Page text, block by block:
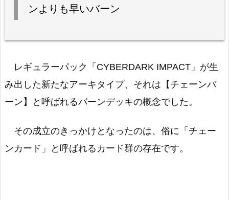
ンよりも早いバーン
レギュラーパック「CYBERDARK IMPACT」が生
み出した新たなアーキタイプ、それは【チェーンバ
ーン】と呼ばれるバーンデッキの概念でした。
その成立のきっかけとなったのは、俗に「チェー
ンカード」と呼ばれるカード群の存在です。